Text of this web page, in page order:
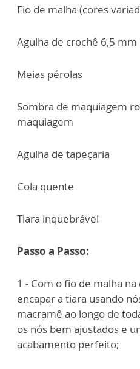
Fio de malha (cores
Agulha de crochê 6,5 mm
Meias pérolas
Sombra de maquiagem
maquiagem
Agulha de tapeçaria
Cola quente
Tiara inquebrável
Passo a Passo:
1 - Com o fio de malha
encapar a tiara usando
macramê ao longo de
os nós bem ajustados e
acabamento perfeito;